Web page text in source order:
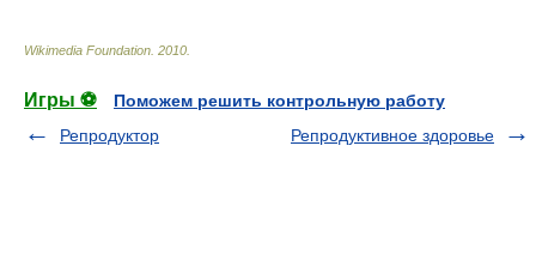
Wikimedia Foundation 2010
Игры ⚽
Поможем решить контрольную работу
Репродуктор
Репродуктивное здоровье